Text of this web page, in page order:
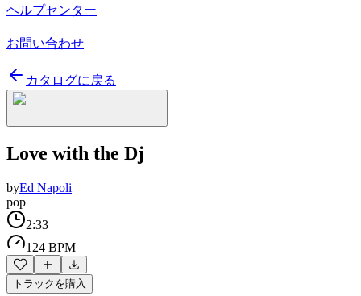
ヘルプセンター
お問い合わせ
カタログに戻る
Love with the Dj
byEd Napoli
pop
2:33
124 BPM
トラックを購入